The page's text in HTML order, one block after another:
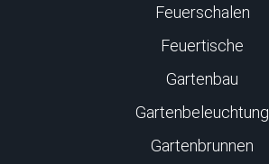
Feuerschalen
Feuertische
Gartenbau
Gartenbeleuchtung
Gartenbrunnen